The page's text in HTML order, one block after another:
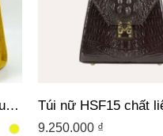
Mẫu túi xách nữ da cá sấu trơn HSF18 thời trang
9.250.000 ₫